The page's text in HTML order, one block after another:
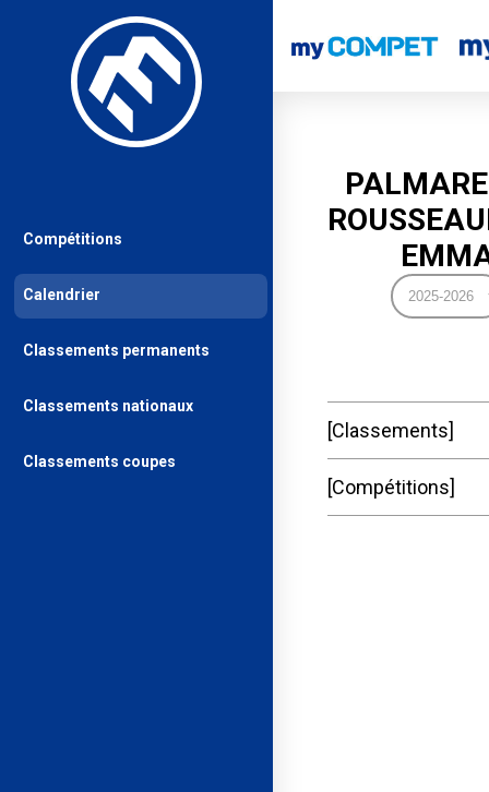
Classements
Compétitions
Compétitions
Calendrier
Classements permanents
Classements nationaux
Classements coupes